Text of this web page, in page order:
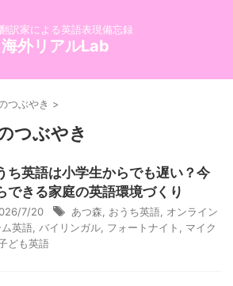
訳家による英語表現備忘録
海外リアルLab
つぶやき >
つぶやき
ち英語は小学生からでも遅い？今
できる家庭の英語環境づくり
7/20 あつ森 おうち英語 オンライン
英語 バイリンガル フォートナイト
マイク
ども英語